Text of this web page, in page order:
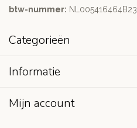
btw-nummer: NL005416464B23
Categorieën
Informatie
Mijn account